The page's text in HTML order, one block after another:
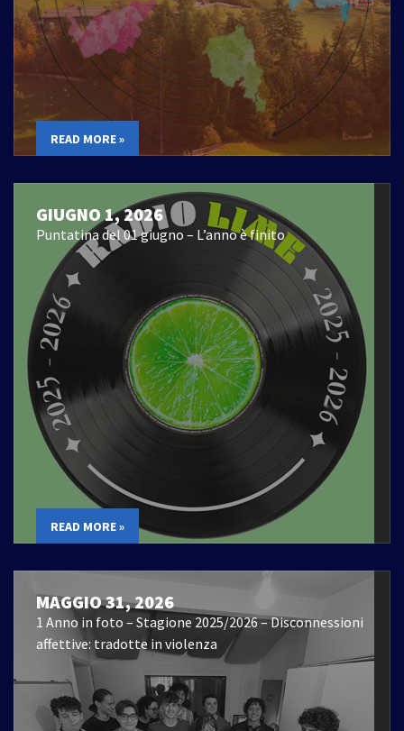
READ MORE »
GIUGNO 1, 2026
Puntatina del 01 giugno – L’anno è finito
READ MORE »
MAGGIO 31, 2026
1 Anno in foto – Stagione 2025/2026 – Disconnessioni
affettive: tradotte in violenza